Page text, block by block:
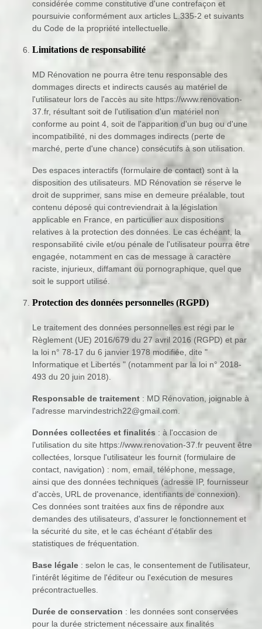
considérée comme constitutive d'une contrefaçon et
poursuivie conformément aux articles L.335-2 et suivants
du Code de la propriété intellectuelle.
Limitations de responsabilité
MD Rénovation ne pourra être tenu responsable des
dommages directs et indirects causés au matériel de
l'utilisateur lors de l'accès au site https://www.renovation-
37.fr, résultant soit de l'utilisation d'un matériel non
conforme au point 4, soit de l'apparition d'un bug ou d'une
incompatibilité, ni des dommages indirects (perte de
marché, perte d'une chance) consécutifs à son utilisation.
Des espaces interactifs (formulaire de contact) sont à la
disposition des utilisateurs. MD Rénovation se réserve le
droit de supprimer, sans mise en demeure préalable, tout
contenu déposé qui contreviendrait à la législation
applicable en France, en particulier aux dispositions
relatives à la protection des données. Le cas échéant, la
responsabilité civile et/ou pénale de l'utilisateur pourra être
engagée, notamment en cas de message à caractère
raciste, injurieux, diffamant ou pornographique, quel que
soit le support utilisé.
Protection des données personnelles (RGPD)
Le traitement des données personnelles est régi par le
Règlement (UE) 2016/679 du 27 avril 2016 (RGPD) et par
la loi n° 78-17 du 6 janvier 1978 modifiée, dite "
Informatique et Libertés " (notamment par la loi n° 2018-
493 du 20 juin 2018).
Responsable de traitement : MD Rénovation, joignable à
l'adresse marvindestrich22@gmail.com.
Données collectées et finalités : à l'occasion de
l'utilisation du site https://www.renovation-37.fr peuvent être
collectées, lorsque l'utilisateur les fournit (formulaire de
contact, navigation) : nom, email, téléphone, message,
ainsi que des données techniques (adresse IP, fournisseur
d'accès, URL de provenance, identifiants de connexion).
Ces données sont traitées aux fins de répondre aux
demandes des utilisateurs, d'assurer le fonctionnement et
la sécurité du site, et le cas échéant d'établir des
statistiques de fréquentation.
Base légale : selon le cas, le consentement de l'utilisateur,
l'intérêt légitime de l'éditeur ou l'exécution de mesures
précontractuelles.
Durée de conservation : les données sont conservées
pour la durée strictement nécessaire aux finalités